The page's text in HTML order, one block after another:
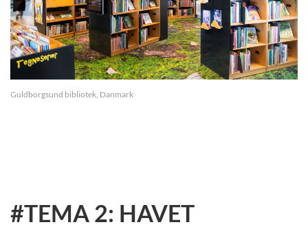
Guldborgsund bibliotek, Danmark
#TEMA 2: HAVET